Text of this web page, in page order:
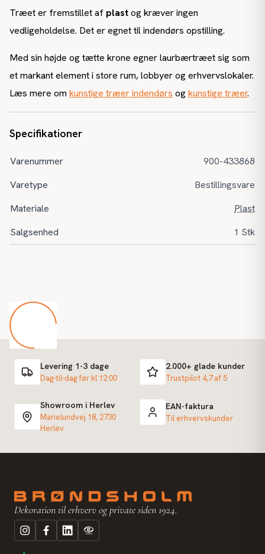
Træet er fremstillet af plastog kræver ingen
vedligeholdelse. Det er egnet til indendørs opstilling.
Med sin højde og tætte krone egner laurbærtræet sig som
et markant element i store rum, lobbyer og erhvervslokaler.
Læs mere om kunstige træer indendørs ogkunstige træer.
Specifikationer
Varenummer
900-433868
Varetype
Bestillingsvare
Materiale
Plast
Salgsenhed
1 Stk
Levering 1-3 dage
Dag-til-dag før kl 12:00
2.000+ glade kunder
Trustpilot 4,7 af 5
Showroom i Herlev
Marielundvej 18, 2730
Herlev
EAN-faktura
Til erhvervskunder
Dekoration til erhverv og private siden 1924.